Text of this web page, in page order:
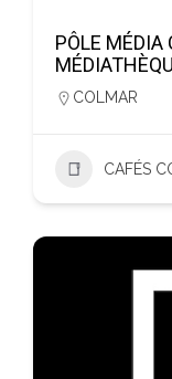
PÔLE MÉDIA
COLMAR
CAFÉS